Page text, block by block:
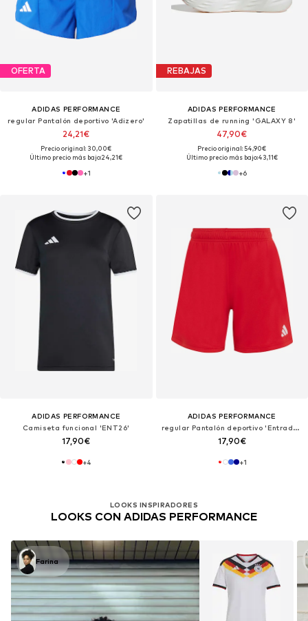
OFERTA
ADIDAS PERFORMANCE
regular Pantalón deportivo 'Adizero'
24,21€
Precio original: 30,00€
Último precio más bajo:24,21€
+1
REBAJAS
ADIDAS PERFORMANCE
Zapatillas de running 'GALAXY 8'
47,90€
Precio original: 54,90€
Último precio más bajo:43,11€
+6
ADIDAS PERFORMANCE
Camiseta funcional 'ENT26'
17,90€
+4
ADIDAS PERFORMANCE
regular Pantalón deportivo 'Entrada26'
17,90€
+1
LOOKS INSPIRADORES
LOOKS CON ADIDAS PERFORMANCE
Farina